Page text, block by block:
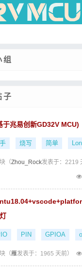
子
于兆易创新GD32V MCU)
烧写 简单
（Zhou_Rock发表于：2219
PIN GPIOA
（雁发表于：1965 天前）